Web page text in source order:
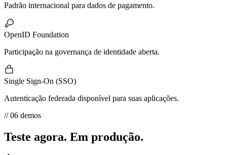
Padrão internacional para dados de pagamento.
OpenID Foundation
Participação na governança de identidade aberta.
Single Sign-On (SSO)
Autenticação federada disponível para suas aplicações.
// 06 demos
Teste agora. Em produção.